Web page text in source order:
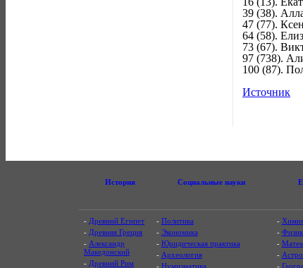
39 (38).
47 (77).
64 (58).
73 (67).
97 (738).
100 (87).
Источник
История Социальные науки
- Древний Египет
- Древняя Греция
- Александр
Македонский
- Древний Рим
- Политика
- Экономика
- Юридическая практика
- Археология
- Нумизматика
-
-
-
-
-